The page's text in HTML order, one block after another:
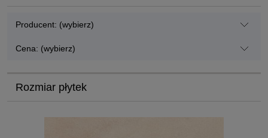
Producent: (wybierz)
Cena: (wybierz)
Rozmiar płytek